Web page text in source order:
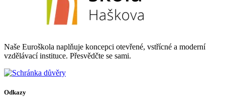
Naše Euroškola naplňuje koncepci otevřené, vstřícné a moderní
vzdělávací instituce. Přesvědčte se sami.
Odkazy